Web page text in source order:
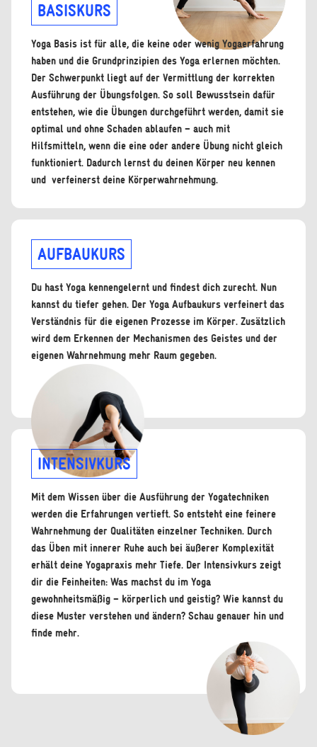
BASISKURS
Yoga Basis ist für alle, die keine oder wenig Yogaerfahrung
haben und die Grundprinzipien des Yoga erlernen möchten.
Der Schwerpunkt liegt auf der Vermittlung der korrekten
Ausführung der Übungsfolgen. So soll Bewusstsein dafür
entstehen, wie die Übungen durchgeführt werden, damit sie
optimal und ohne Schaden ablaufen – auch mit
Hilfsmitteln, wenn die eine oder andere Übung nicht gleich
funktioniert. Dadurch lernst du deinen Körper neu kennen
und verfeinerst deine Körperwahrnehmung.
AUFBAUKURS
Du hast Yoga kennengelernt und findest dich zurecht. Nun
kannst du tiefer gehen. Der Yoga Aufbaukurs verfeinert das
Verständnis für die eigenen Prozesse im Körper. Zusätzlich
wird dem Erkennen der Mechanismen des Geistes und der
eigenen Wahrnehmung mehr Raum gegeben.
INTENSIVKURS
Mit dem Wissen über die Ausführung der Yogatechniken
werden die Erfahrungen vertieft. So entsteht eine feinere
Wahrnehmung der Qualitäten einzelner Techniken. Durch
das Üben mit innerer Ruhe auch bei äußerer Komplexität
erhält deine Yogapraxis mehr Tiefe. Der Intensivkurs zeigt
dir die Feinheiten: Was machst du im Yoga
gewohnheitsmäßig – körperlich und geistig? Wie kannst du
diese Muster verstehen und ändern? Schau genauer hin und
finde mehr.